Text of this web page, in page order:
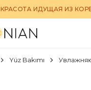
КРАСОТА ИДУЩАЯ ИЗ
Yüz Bakımı